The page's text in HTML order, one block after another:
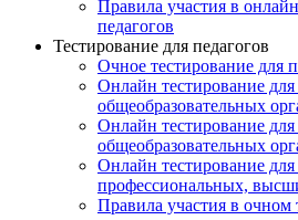
Правила участия в
педагогов
Тестирование для педагогов
Очное тестирование для
Онлайн тестирование
общеобразовательных
Онлайн тестирование для
общеобразовательных
Онлайн тестирование для
профессиональных,
Правила участия в очном